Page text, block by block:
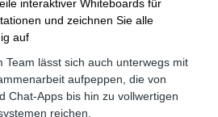
interaktiver Whiteboards für
und zeichnen Sie alle
auf
Team lässt sich auch unterwegs mit
aufpeppen, die von
Chat-Apps bis hin zu vollwertigen
reichen.